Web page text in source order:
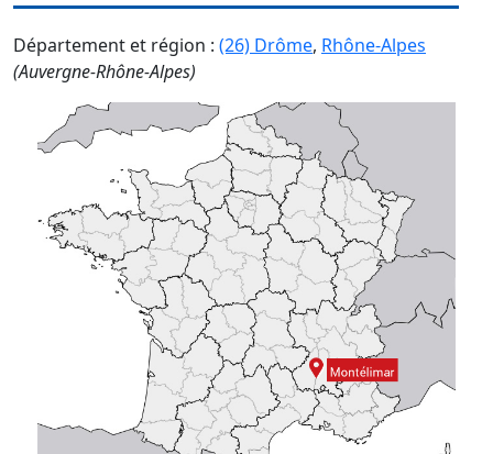
Département et région : (26) Drôme, Rhône-Alpes
(Auvergne-Rhône-Alpes)